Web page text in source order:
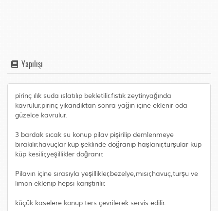
Yapılışı
pirinç ılık suda ıslatılıp bekletilir.fıstık zeytinyağında
kavrulur.pirinç yıkandıktan sonra yağın içine eklenir oda
güzelce kavrulur.
3 bardak sıcak su konup pilav pişirilip demlenmeye
bırakılır.havuçlar küp şeklinde doğranıp haşlanır,turşular küp
küp kesilir,yeşillikler doğranır.
Pilavın içine sırasıyla yeşillikler,bezelye,mısır,havuç,turşu ve
limon eklenip hepsi karıştırılır.
küçük kaselere konup ters çevrilerek servis edilir.